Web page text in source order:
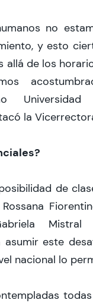
no
y esto
allá de los
la
de
asumir este
nacional lo